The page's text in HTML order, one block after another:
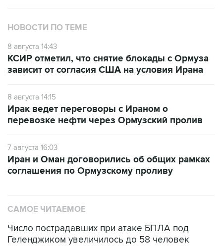
НОВОСТИ ПО ТЕМЕ
8 августа 14:43
КСИР отметил, что снятие блокады с Ормуза
зависит от согласия США на условия Ирана
8 августа 14:15
Ирак ведет переговоры с Ираном о
перевозке нефти через Ормузский пролив
7 августа 16:03
Иран и Оман договорились об общих рамках
соглашения по Ормузскому проливу
САМОЕ ЧИТАЕМОЕ
Число пострадавших при атаке БПЛА под
Геленджиком увеличилось до 58 человек